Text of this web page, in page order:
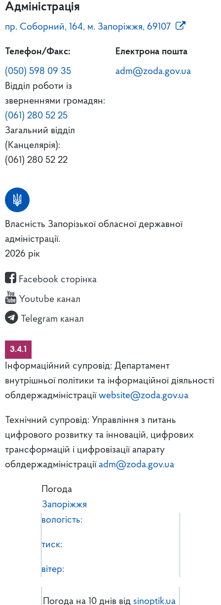
Адміністрація
пр. Соборний, 164, м. Запоріжжя, 69107
Телефон/Факс:
(050) 598 09 35
Відділ роботи із
зверненнями громадян:
(061) 280 52 25
Загальний відділ
(Канцелярія):
(061) 280 52 22
Електрона пошта
adm@zoda.gov.ua
Власність Запорізької обласної державної
адміністрації.
2026 рік
Facebook сторінка
Youtube канал
Telegram канал
3.4.1
Інформаційний супровід: Департамент
внутрішньої політики та інформаційної діяльності
облдержадміністрації website@zoda.gov.ua
Технічний супровід: Управління з питань
цифрового розвитку та інновацій, цифрових
трансформацій і цифровізації апарату
облдержадміністрації adm@zoda.gov.ua
Погода
Запоріжжя
вологість:
тиск:
вітер:
Погода на 10 днів від sinoptik.ua